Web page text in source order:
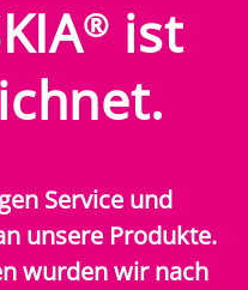
® ist
Service und
unsere Produkte.
wurden wir nach